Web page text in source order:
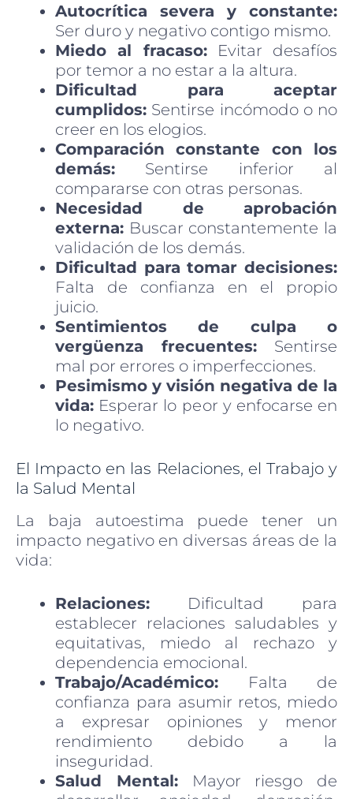
Autocrítica severa y constante:
Ser duro y negativo contigo mismo.
Miedo al fracaso:Evitar desafíos
por temor a no estar a la altura.
Dificultad para aceptar
cumplidos: Sentirse incómodo o no
creer en los elogios.
Comparación constante con los
demás: Sentirse inferior al
compararse con otras personas.
Necesidad de aprobación
externa: Buscar constantemente la
validación de los demás.
Dificultad para tomar decisiones:
Falta de confianza en el propio
juicio.
Sentimientos de culpa o
vergüenza frecuentes: Sentirse
mal por errores o imperfecciones.
Pesimismo y visión negativa de la
vida: Esperar lo peor y enfocarse en
lo negativo.
El Impacto en las Relaciones, el Trabajo y
la Salud Mental
La baja autoestima puede tener un
impacto negativo en diversas áreas de la
vida:
Relaciones: Dificultad para
establecer relaciones saludables y
equitativas, miedo al rechazo y
dependencia emocional.
Trabajo/Académico: Falta de
confianza para asumir retos, miedo
a expresar opiniones y menor
rendimiento debido a la
inseguridad.
Salud Mental:Mayor riesgo de